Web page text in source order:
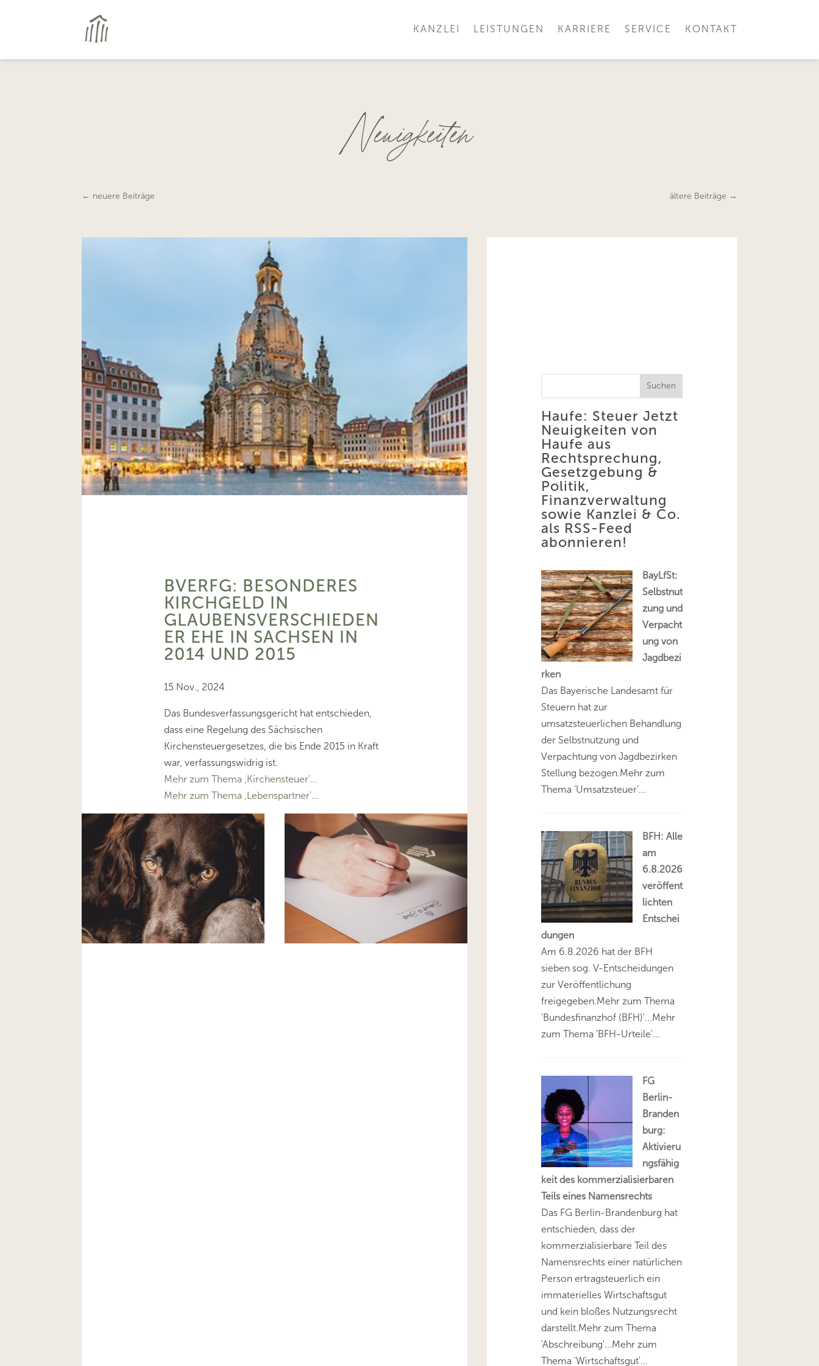
KANZLEI LEISTUNGEN KARRIERE SERVICE KONTAKT
Neuigkeiten
← neuere Beiträge ältere Beiträge →
BVERFG: BESONDERES
KIRCHGELD IN
GLAUBENSVERSCHIEDEN
ER EHE IN SACHSEN IN
2014 UND 2015
15 Nov., 2024
Das Bundesverfassungsgericht hat entschieden,
dass eine Regelung des Sächsischen
Kirchensteuergesetzes, die bis Ende 2015 in Kraft
war, verfassungswidrig ist.
Mehr zum Thema ‚Kirchensteuer’…
Mehr zum Thema ‚Lebenspartner’…
Suchen
Haufe: Steuer Jetzt
Neuigkeiten von
Haufe aus
Rechtsprechung,
Gesetzgebung &
Politik,
Finanzverwaltung
sowie Kanzlei & Co.
als RSS-Feed
abonnieren!
BayLfSt:
Selbstnut
zung und
Verpacht
ung von
Jagdbezi
rken
Das Bayerische Landesamt für
Steuern hat zur
umsatzsteuerlichen Behandlung
der Selbstnutzung und
Verpachtung von Jagdbezirken
Stellung bezogen.Mehr zum
Thema 'Umsatzsteuer'...
BFH: Alle
am
6.8.2026
veröffent
lichten
Entschei
dungen
Am 6.8.2026 hat der BFH
sieben sog. V-Entscheidungen
zur Veröffentlichung
freigegeben.Mehr zum Thema
'Bundesfinanzhof (BFH)'...Mehr
zum Thema 'BFH-Urteile'...
FG
Berlin-
Branden
burg:
Aktivieru
ngsfähig
keit des kommerzialisierbaren
Teils eines Namensrechts
Das FG Berlin-Brandenburg hat
entschieden, dass der
kommerzialisierbare Teil des
Namensrechts einer natürlichen
Person ertragsteuerlich ein
immaterielles Wirtschaftsgut
und kein bloßes Nutzungsrecht
darstellt.Mehr zum Thema
'Abschreibung'...Mehr zum
Thema 'Wirtschaftsgut'...